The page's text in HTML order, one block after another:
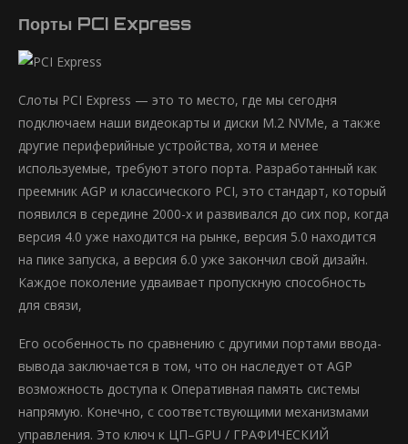
Порты PCI Express
Слоты PCI Express — это то место, где мы сегодня
подключаем наши видеокарты и диски M.2 NVMe, а также
другие периферийные устройства, хотя и менее
используемые, требуют этого порта. Разработанный как
преемник AGP и классического PCI, это стандарт, который
появился в середине 2000-х и развивался до сих пор, когда
версия 4.0 уже находится на рынке, версия 5.0 находится
на пике запуска, а версия 6.0 уже закончил свой дизайн.
Каждое поколение удваивает пропускную способность
для связи,
Его особенность по сравнению с другими портами ввода-
вывода заключается в том, что он наследует от AGP
возможность доступа к Оперативная память системы
напрямую. Конечно, с соответствующими механизмами
управления. Это ключ к ЦП–GPU / ГРАФИЧЕСКИЙ